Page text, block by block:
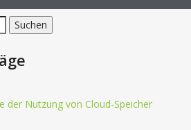
der Nutzung von Cloud-Speicher